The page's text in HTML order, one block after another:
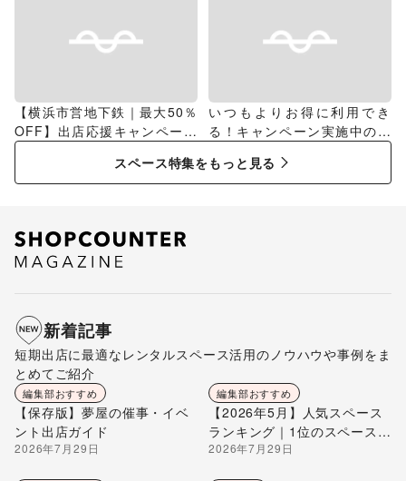
【横浜市営地下鉄｜最大50％
OFF】出店応援キャンペーン
特集
いつもよりお得に利用でき
る！キャンペーン実施中のス
スペース特集をもっと見る
新着記事
短期出店に最適なレンタルスペース活用のノウハウや事例をま
とめてご紹介
編集部おすすめ
【保存版】夢屋の催事・イベ
ント出店ガイド
2026年7月29日
編集部おすすめ
【2026年5月】人気スペース
ランキング｜1位のスペースを
編集部が解説
2026年7月29日